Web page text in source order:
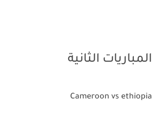
المباريات الثانية
Cameroon vs ethiopia